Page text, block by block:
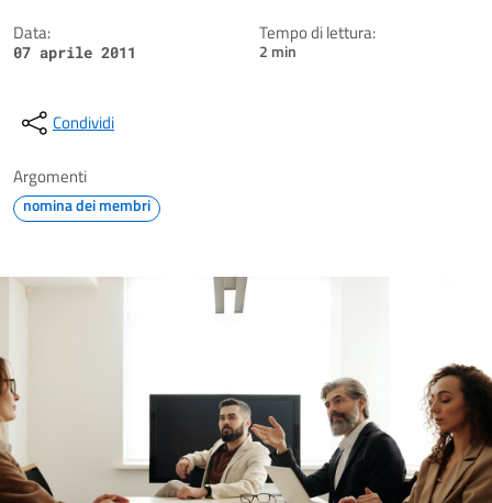
Data:
07 aprile 2011
Tempo di lettura:
2 min
Condividi
Argomenti
nomina dei membri